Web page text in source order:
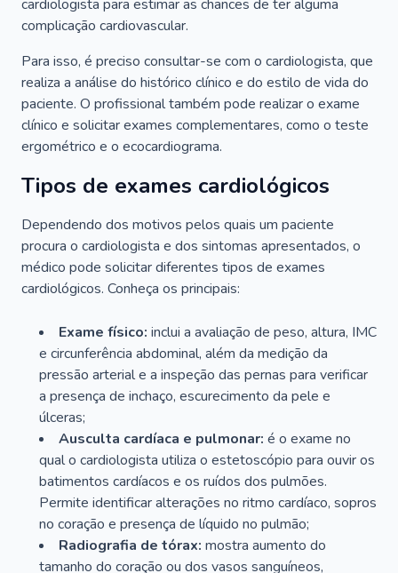
cardiologista para estimar as chances de ter alguma
complicação cardiovascular.
Para isso, é preciso consultar-se com o cardiologista, que
realiza a análise do histórico clínico e do estilo de vida do
paciente. O profissional também pode realizar o exame
clínico e solicitar exames complementares, como o teste
ergométrico e o ecocardiograma.
Tipos de exames cardiológicos
Dependendo dos motivos pelos quais um paciente
procura o cardiologista e dos sintomas apresentados, o
médico pode solicitar diferentes tipos de exames
cardiológicos. Conheça os principais:
Exame físico: inclui a avaliação de peso, altura, IMC
e circunferência abdominal, além da medição da
pressão arterial e a inspeção das pernas para verificar
a presença de inchaço, escurecimento da pele e
úlceras;
Ausculta cardíaca e pulmonar: é o exame no
qual o cardiologista utiliza o estetoscópio para ouvir os
batimentos cardíacos e os ruídos dos pulmões.
Permite identificar alterações no ritmo cardíaco, sopros
no coração e presença de líquido no pulmão;
Radiografia de tórax: mostra aumento do
tamanho do coração ou dos vasos sanguíneos,